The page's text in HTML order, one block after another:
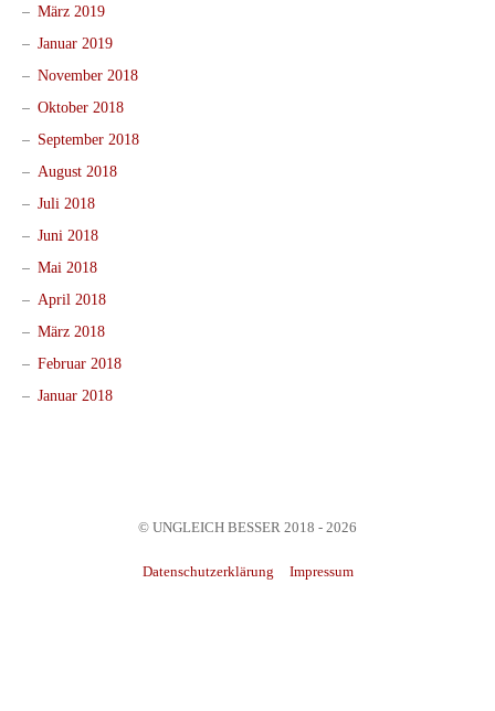
März 2019
Januar 2019
November 2018
Oktober 2018
September 2018
August 2018
Juli 2018
Juni 2018
Mai 2018
April 2018
März 2018
Februar 2018
Januar 2018
© UNGLEICH BESSER 2018 - 2026
Datenschutzerklärung Impressum